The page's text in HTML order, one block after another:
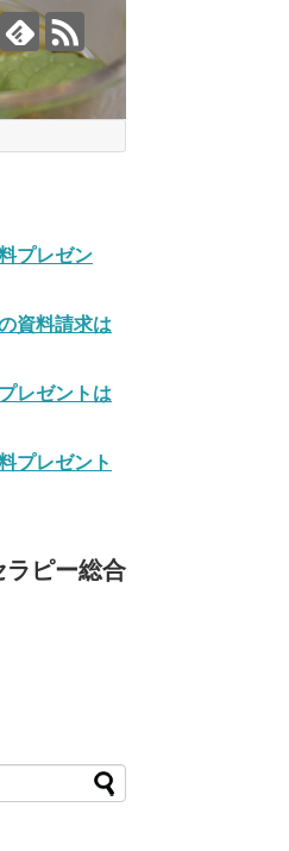
プレゼン
資料請求は
レゼントは
プレゼント
ラピー総合